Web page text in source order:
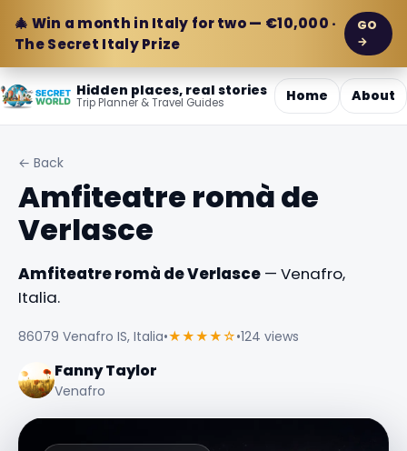
🎄 Win a month in Italy for two — €10,000 ·
The Secret Italy Prize
GO
→
Hidden places, real stories
Trip Planner & Travel Guides Home About
← Back
Amfiteatre romà de
Verlasce
Amfiteatre romà de Verlasce — Venafro,
Italia.
86079 Venafro IS, Italia•★★★★☆•124 views
Fanny Taylor
Venafro